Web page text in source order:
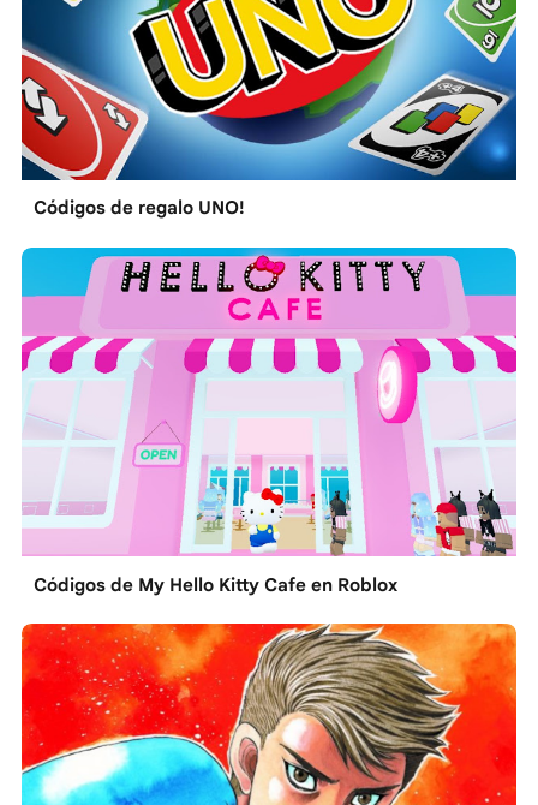
Códigos de regalo UNO!
Códigos de My Hello Kitty Cafe en Roblox